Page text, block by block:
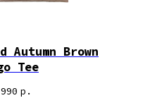
Autumn Brown
Tee
р.